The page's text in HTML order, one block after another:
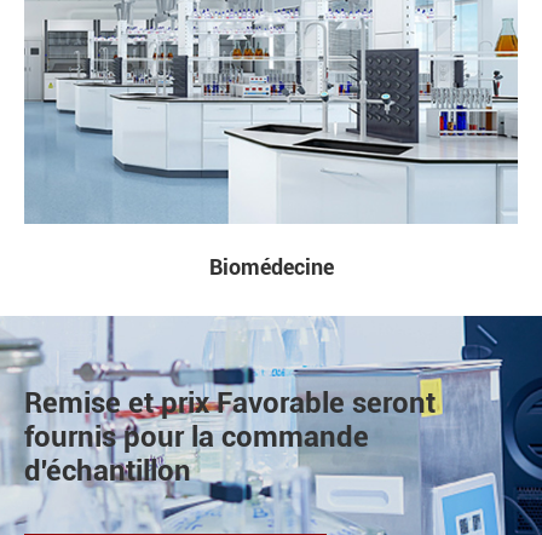
Biomédecine
Remise et prix Favorable seront
fournis pour la commande
d'échantillon